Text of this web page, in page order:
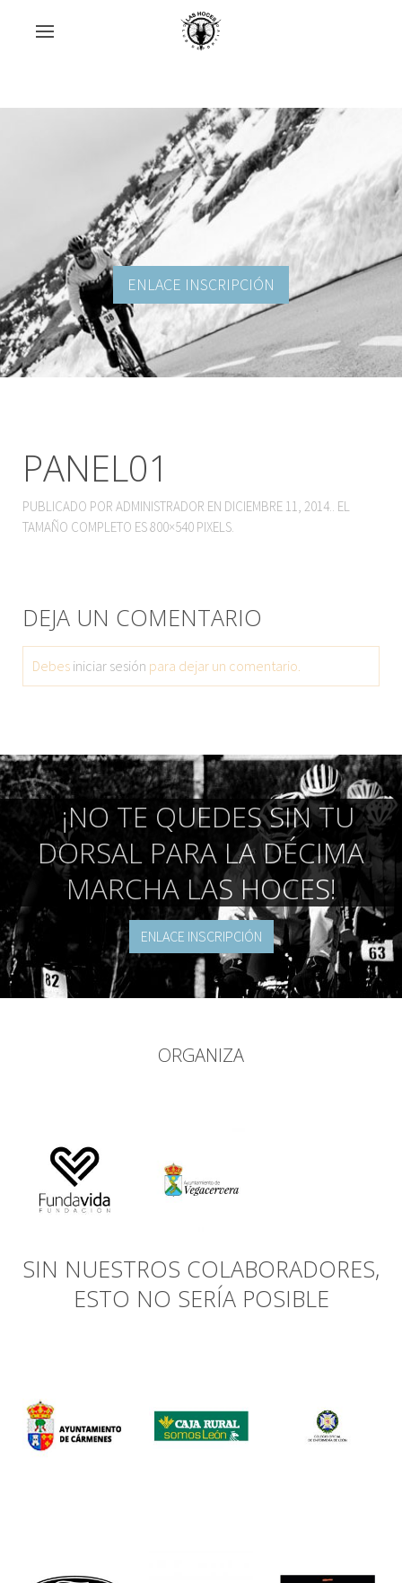
ENLACE INSCRIPCIÓN
PANEL01
PUBLICADO POR ADMINISTRADOR EN DICIEMBRE 11, 2014.. EL
TAMAÑO COMPLETO ES800×540 PIXELS.
DEJA UN COMENTARIO
Debes iniciar sesión para dejar un comentario.
¡NO TE QUEDES SIN TU
DORSAL PARA LA DÉCIMA
MARCHA LAS HOCES!
ENLACE INSCRIPCIÓN
ORGANIZA
SIN NUESTROS COLABORADORES,
ESTO NO SERÍA POSIBLE